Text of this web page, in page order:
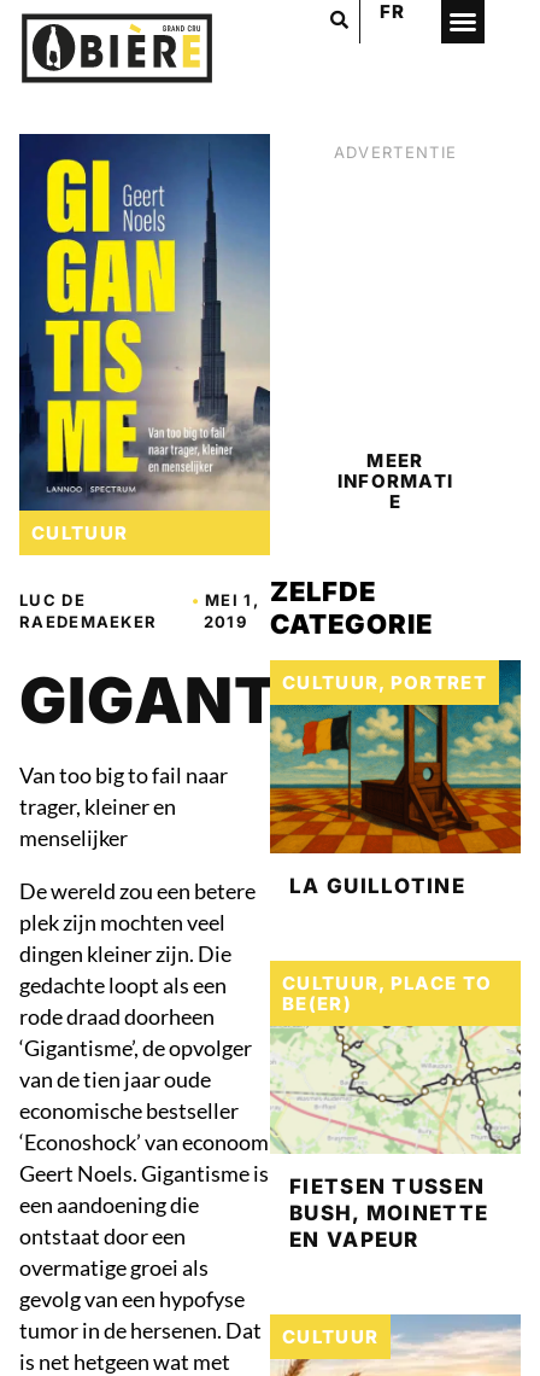
FR
CULTUUR
LUC DE
RAEDEMAEKER
•MEI 1,
2019
GIGANTISME
Van too big to fail naar
trager, kleiner en
menselijker
De wereld zou een betere
plek zijn mochten veel
dingen kleiner zijn. Die
gedachte loopt als een
rode draad doorheen
‘Gigantisme’, de opvolger
van de tien jaar oude
economische bestseller
‘Econoshock’ van econoom
Geert Noels. Gigantisme is
een aandoening die
ontstaat door een
overmatige groei als
gevolg van een hypofyse
tumor in de hersenen. Dat
is net hetgeen wat met
ADVERTENTIE
MEER
INFORMATI
E
ZELFDE
CATEGORIE
CULTUUR, PORTRET
LA GUILLOTINE
CULTUUR, PLACE TO
BE(ER)
FIETSEN TUSSEN
BUSH, MOINETTE
EN VAPEUR
CULTUUR